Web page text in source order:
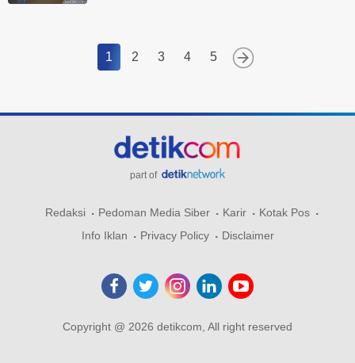
1 2 3 4 5
part of
Redaksi Pedoman Media Siber Karir
Kotak Pos
Info Iklan
Privacy Policy Disclaimer
Copyright @ 2026 detikcom, All right reserved